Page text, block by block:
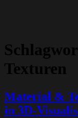
Texturen
Material &
in 3D-